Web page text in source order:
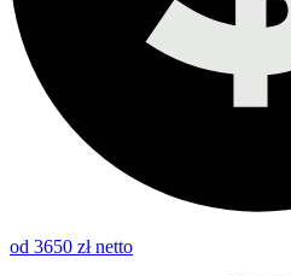
od 3650 zł netto